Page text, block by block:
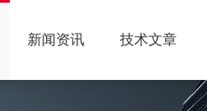
新闻资讯 技术文章